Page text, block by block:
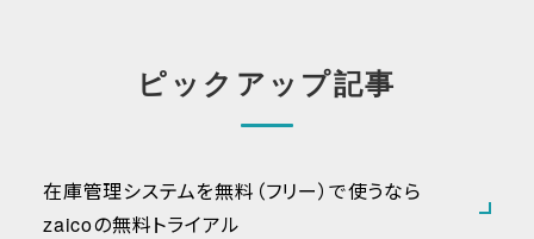
ピックアップ記事
在庫管理システムを無料（フリー）で使うなら
zaicoの無料トライアル